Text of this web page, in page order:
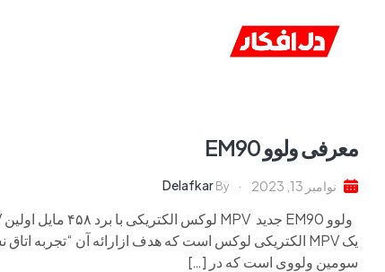
معرفی ولوو EM90
نوامبر 13, 2023 By
Delafkar
سومین ولووی است که در […]